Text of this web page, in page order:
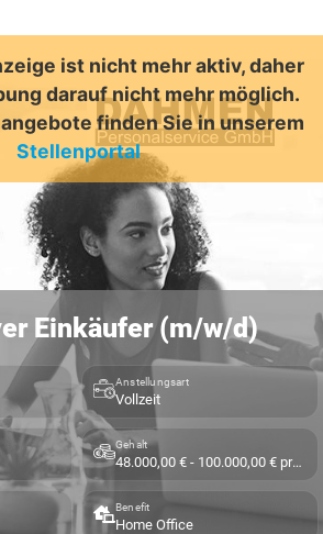
ist nicht mehr aktiv, daher
darauf nicht mehr möglich.
finden Sie in unserem
Stellenportal
Einkäufer (m/w/d)
Anstellungsart
Vollzeit
Gehalt
48.000,00 € - 100.000,00 € pro Jahr
Benefit
Home Office